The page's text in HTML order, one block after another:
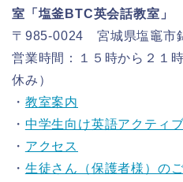
室「塩釜BTC英会話教室」
〒985-0024 宮城県塩竈市
営業時間：１５時から２１
休み）
・ 教室案内
・ 中学生向け英語アクティ
・ アクセス
・ 生徒さん（保護者様）の